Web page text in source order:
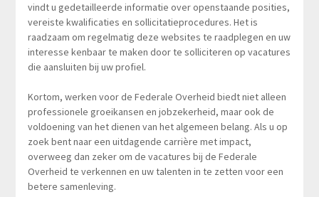
vindt u gedetailleerde informatie over openstaande posities,
vereiste kwalificaties en sollicitatieprocedures. Het is
raadzaam om regelmatig deze websites te raadplegen en uw
interesse kenbaar te maken door te solliciteren op vacatures
die aansluiten bij uw profiel.
Kortom, werken voor de Federale Overheid biedt niet alleen
professionele groeikansen en jobzekerheid, maar ook de
voldoening van het dienen van het algemeen belang. Als u op
zoek bent naar een uitdagende carrière met impact,
overweeg dan zeker om de vacatures bij de Federale
Overheid te verkennen en uw talenten in te zetten voor een
betere samenleving.